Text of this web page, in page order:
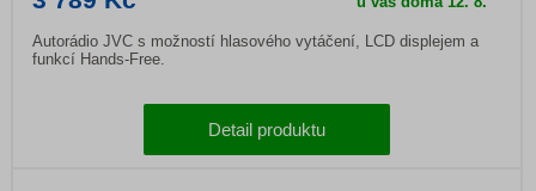
Autorádio JVC s možností hlasového vytáčení, LCD displejem a
funkcí Hands-Free.
Detail produktu